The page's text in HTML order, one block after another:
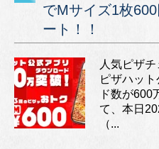
でMサイズ1枚
ート！！
人気ピザ
ピザハッ
ド数が600
て、本日
（...